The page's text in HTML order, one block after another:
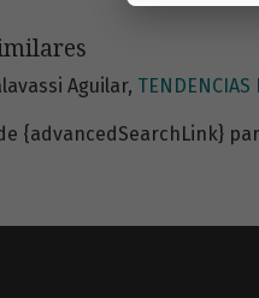
Aguilar, TENDENCIAS
{advancedSearchLink}